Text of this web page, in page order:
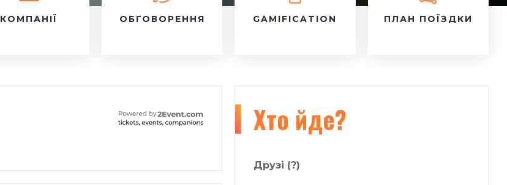
КОМПАНІЇ ОБГОВОРЕННЯ GAMIFICATION ПЛАН ПОЇЗДКИ
Хто йде?
Друзі (?)